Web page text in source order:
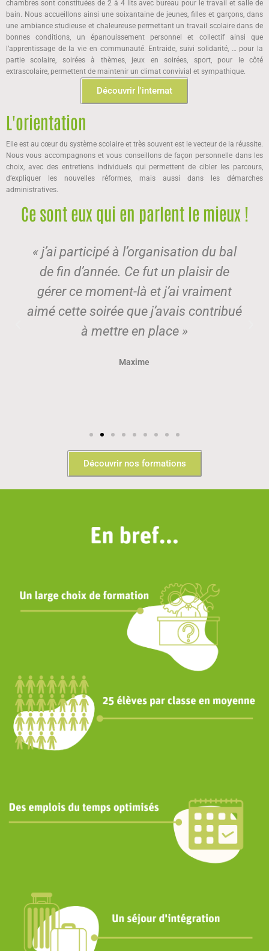
chambres sont constituées de 2 à 4 lits avec bureau pour le travail et salle de
bain. Nous accueillons ainsi une soixantaine de jeunes, filles et garçons, dans
une ambiance studieuse et chaleureuse permettant un travail scolaire dans de
bonnes conditions, un épanouissement personnel et collectif ainsi que
l’apprentissage de la vie en communauté. Entraide, suivi solidarité, … pour la
partie scolaire, soirées à thèmes, jeux en soirées, sport, pour le côté
extrascolaire, permettent de maintenir un climat convivial et sympathique.
Découvrir l'internat
L'orientation
Elle est au cœur du système scolaire et très souvent est le vecteur de la réussite.
Nous vous accompagnons et vous conseillons de façon personnelle dans les
choix, avec des entretiens individuels qui permettent de cibler les parcours,
d’expliquer les nouvelles réformes, mais aussi dans les démarches
administratives.
Ce sont eux qui en parlent le mieux !
« j’ai participé à l’organisation du bal
de fin d’année. Ce fut un plaisir de
gérer ce moment-là et j’ai vraiment
aimé cette soirée que j’avais contribué
à mettre en place »
Maxime
Découvrir nos formations